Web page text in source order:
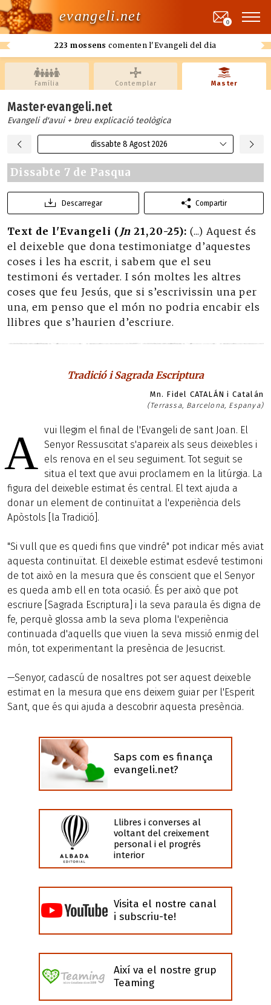
evangeli.net
223 mossens comenten l'Evangeli del dia
0
Família Contemplar Master
Master·evangeli.net
Evangeli d'avui + breu explicació teològica
dissabte 8 Agost 2026
Dissabte 7 de Pasqua
Descarregar Compartir
Text de l'Evangeli ( Jn 21,20-25): (...) Aquest és
el deixeble que dona testimoniatge d’aquestes
coses i les ha escrit, i sabem que el seu
testimoni és vertader. I són moltes les altres
coses que feu Jesús, que si s’escrivissin una per
una, em penso que el món no podria encabir els
llibres que s’haurien d’escriure.
Tradició i Sagrada Escriptura
Mn. Fidel CATALÁN i Catalán
(Terrassa, Barcelona, Espanya)
A vui llegim el final de l'Evangeli de sant Joan. El
Senyor Ressuscitat s'apareix als seus deixebles i
els renova en el seu seguiment. Tot seguit se
situa el text que avui proclamem en la litúrgia. La
figura del deixeble estimat és central. El text ajuda a
donar un element de continuïtat a l'experiència dels
Apòstols [la Tradició].
"Si vull que es quedi fins que vindré" pot indicar més aviat
aquesta continuïtat. El deixeble estimat esdevé testimoni
de tot això en la mesura que és conscient que el Senyor
es queda amb ell en tota ocasió. És per això que pot
escriure [Sagrada Escriptura] i la seva paraula és digna de
fe, perquè glossa amb la seva ploma l'experiència
continuada d'aquells que viuen la seva missió enmig del
món, tot experimentant la presència de Jesucrist.
—Senyor, cadascú de nosaltres pot ser aquest deixeble
estimat en la mesura que ens deixem guiar per l'Esperit
Sant, que és qui ajuda a descobrir aquesta presència.
Saps com es finança
evangeli.net?
Llibres i converses al
voltant del creixement
personal i el progrés
interior
Visita el nostre canal
i subscriu-te!
Així va el nostre grup
Teaming